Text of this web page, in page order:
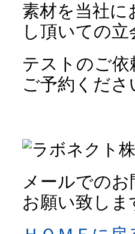
素材を当社
し頂いての
テストのご
ご予約くださ
メールでの
お願い致しま